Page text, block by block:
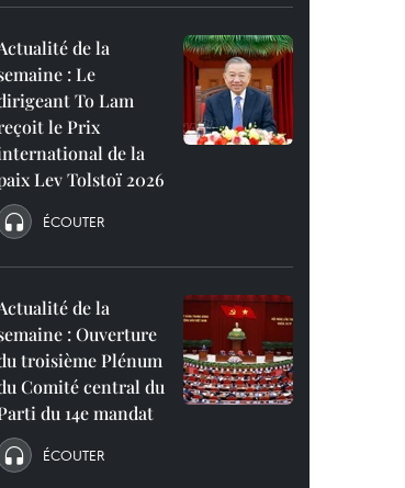
de la
: Le
To Lam
le Prix
de la
Lev Tolstoï 2026
ÉCOUTER
de la
: Ouverture
troisième Plénum
Comité central du
du 14e mandat
ÉCOUTER